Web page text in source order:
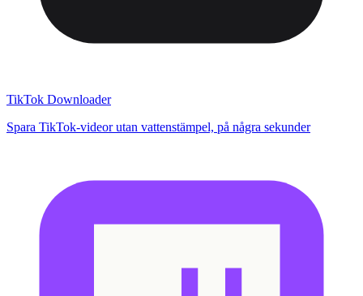
TikTok Downloader
Spara TikTok-videor utan vattenstämpel, på några sekunder